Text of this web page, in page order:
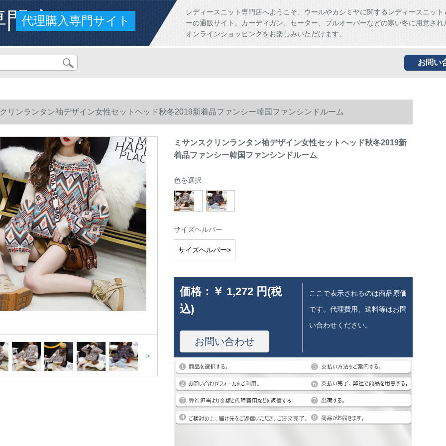
店
代理購入専門サイト
レディースニット専門店へようこそ、ウールやカシミヤに関するレディースニット
ーの通販サイト。カーディガン、セーター、プルオーバーなどの寒い冬に用意され
オンラインショッピングをお楽しみいただけます。
お問い
リンランタン袖デザイン女性セットヘッド秋冬2019新着品ファンシー韓国ファンシンドルーム
>
ミサンスクリンランタン袖デザイン女性セットヘッド秋冬2019新
着品ファンシー韓国ファンシンドルーム
色を選択
サイズヘルパー
サイズヘルパー>
価格： ￥ 1,272 円(税
込)
お問い合わせ
ここで表示されるのは商品原価
です。代理費用、送料等はお問
い合わせください。